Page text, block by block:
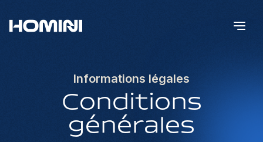
Informations légales
Conditions
générales